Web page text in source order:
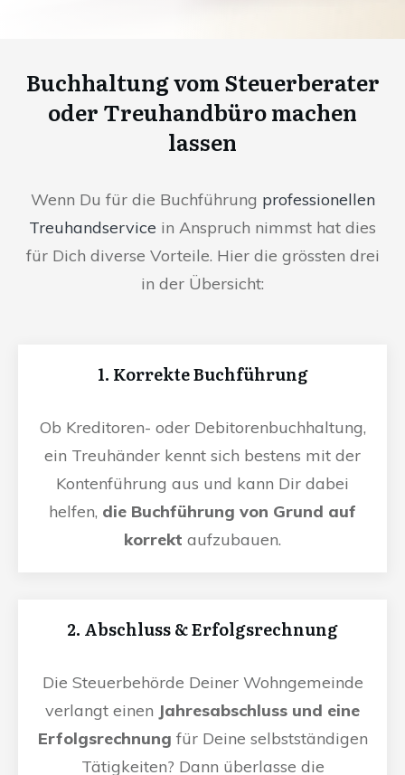
Buchhaltung vom Steuerberater
oder Treuhandbüro machen
lassen
Wenn Du für die Buchführung professionellen
Treuhandservice in Anspruch nimmst hat dies
für Dich diverse Vorteile. Hier die grössten drei
in der Übersicht:
1. Korrekte Buchführung
Ob Kreditoren- oder Debitorenbuchhaltung,
ein Treuhänder kennt sich bestens mit der
Kontenführung aus und kann Dir dabei
helfen, die Buchführung von Grund auf
korrekt aufzubauen.
2. Abschluss & Erfolgsrechnung
Die Steuerbehörde Deiner Wohngemeinde
verlangt einen Jahresabschluss und eine
Erfolgsrechnung für Deine selbstständigen
Tätigkeiten? Dann überlasse die